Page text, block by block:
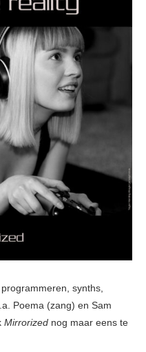
synths,
Poema (zang) en Sam
Mirrorized nog maar eens te